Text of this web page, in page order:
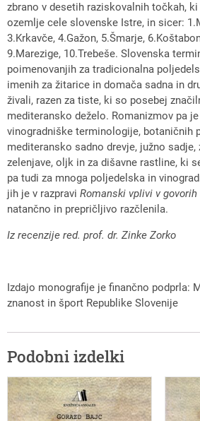
zbrano v desetih raziskovalnih točkah,
ozemlje cele slovenske Istre, in sicer:
3.Krkavče, 4.Gažon, 5.Šmarje,
9.Marezige, 10.Trebeše. Slovenska
poimenovanjih za tradicionalna
imenih za žitarice in domača sadna in
živali, razen za tiste, ki so posebej
mediteransko deželo. Romanizmov pa
vinogradniške terminologije, botaničnih
mediteransko sadno drevje, južno sadje,
zelenjave, oljk in za dišavne rastline, ki
pa tudi za mnoga poljedelska in
jih je v razpravi Romanski vplivi v
natančno in prepričljivo razčlenila.
Iz recenzije red. prof. dr. Zinke Zorko
Izdajo monografije je finančno podprla:
znanost in šport Republike Slovenije
Podobni izdelki